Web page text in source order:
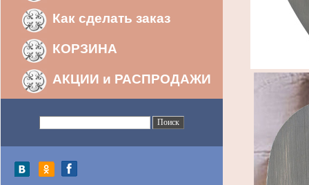
Как сделать заказ
КОРЗИНА
АКЦИИ и РАСПРОДАЖИ